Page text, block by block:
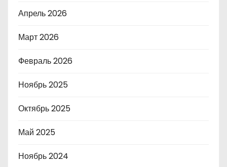
Апрель 2026
Март 2026
Февраль 2026
Ноябрь 2025
Октябрь 2025
Май 2025
Ноябрь 2024